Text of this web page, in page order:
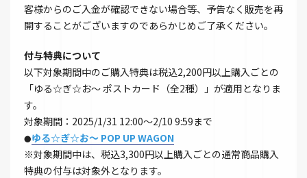
客様からのご入金が確認できない場合等、予告なく販売を再
開することがございますのであらかじめご了承ください。
付与特典について
以下対象期間中のご購入特典は税込2,200円以上購入ごとの
「ゆる☆ぎ☆お～ ポストカード（全2種）」が適用となりま
す。
対象期間：2025/1/31 12:00～2/10 9:59まで
●ゆる☆ぎ☆お～ POP UP WAGON
※対象期間中は、税込3,300円以上購入ごとの通常商品購入
特典の付与は対象外となります。